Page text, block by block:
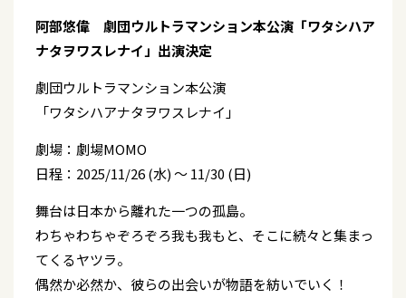
阿部悠偉 劇団ウルトラマンション本公演「ワタシハア
ナタヲワスレナイ」出演決定
劇団ウルトラマンション本公演
「ワタシハアナタヲワスレナイ」
劇場：劇場MOMO
日程：2025/11/26 (水) ～ 11/30 (日)
舞台は日本から離れた一つの孤島。
わちゃわちゃぞろぞろ我も我もと、そこに続々と集まっ
てくるヤツラ。
偶然か必然か、彼らの出会いが物語を紡いでいく！